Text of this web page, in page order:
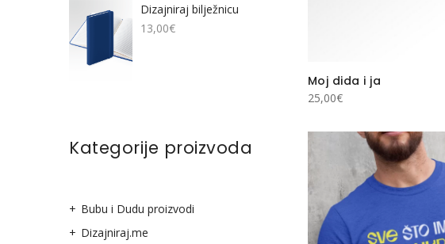
Moj dida i ja
25,00€
Dizajniraj bilježnicu
13,00€
Kategorije proizvoda
Bubu i Dudu proizvodi
Dizajniraj.me